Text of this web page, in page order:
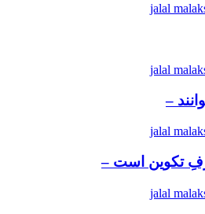
–
تكوین است –